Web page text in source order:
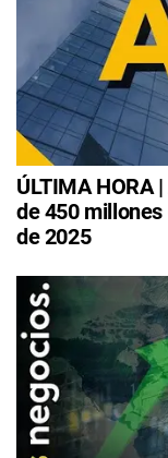
ÚLTIMA HORA
de 450
de 2025